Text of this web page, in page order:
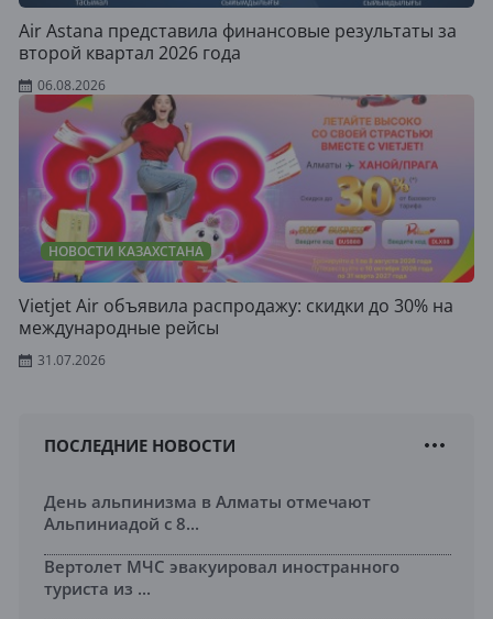
Air Astana представила финансовые результаты за
второй квартал 2026 года
06.08.2026
НОВОСТИ КАЗАХСТАНА
Vietjet Air объявила распродажу: скидки до 30% на
международные рейсы
31.07.2026
ПОСЛЕДНИЕ НОВОСТИ
День альпинизма в Алматы отмечают
Альпиниадой с 8...
Вертолет МЧС эвакуировал иностранного
туриста из ...